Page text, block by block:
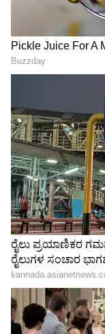
ನಿನ್ನೆ ಆಟದಲ್ಲಿ
ಹೇಳಿ ಆತನ ಜೊತೆ
ತಂಡದಿಂದ ಒಬ್ಬ
ಎಂದಾಗ ಪ್ರತಾಪ್
ಹೊರಗಿಡುತ್ತೇನೆ